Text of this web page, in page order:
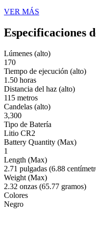
VER MÁS
Especificaciones
Lúmenes (alto)
170
Tiempo de ejecución (alto)
1.50 horas
Distancia del haz (alto)
115 metros
Candelas (alto)
3,300
Tipo de Batería
Litio CR2
Battery Quantity (Max)
1
Length (Max)
2.71 pulgadas (6.88
Weight (Max)
2.32 onzas (65.77 gramos)
Colores
Negro